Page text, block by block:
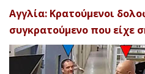
Αγγλία: Κρατούμενοι
συγκρατούμενο που είχε